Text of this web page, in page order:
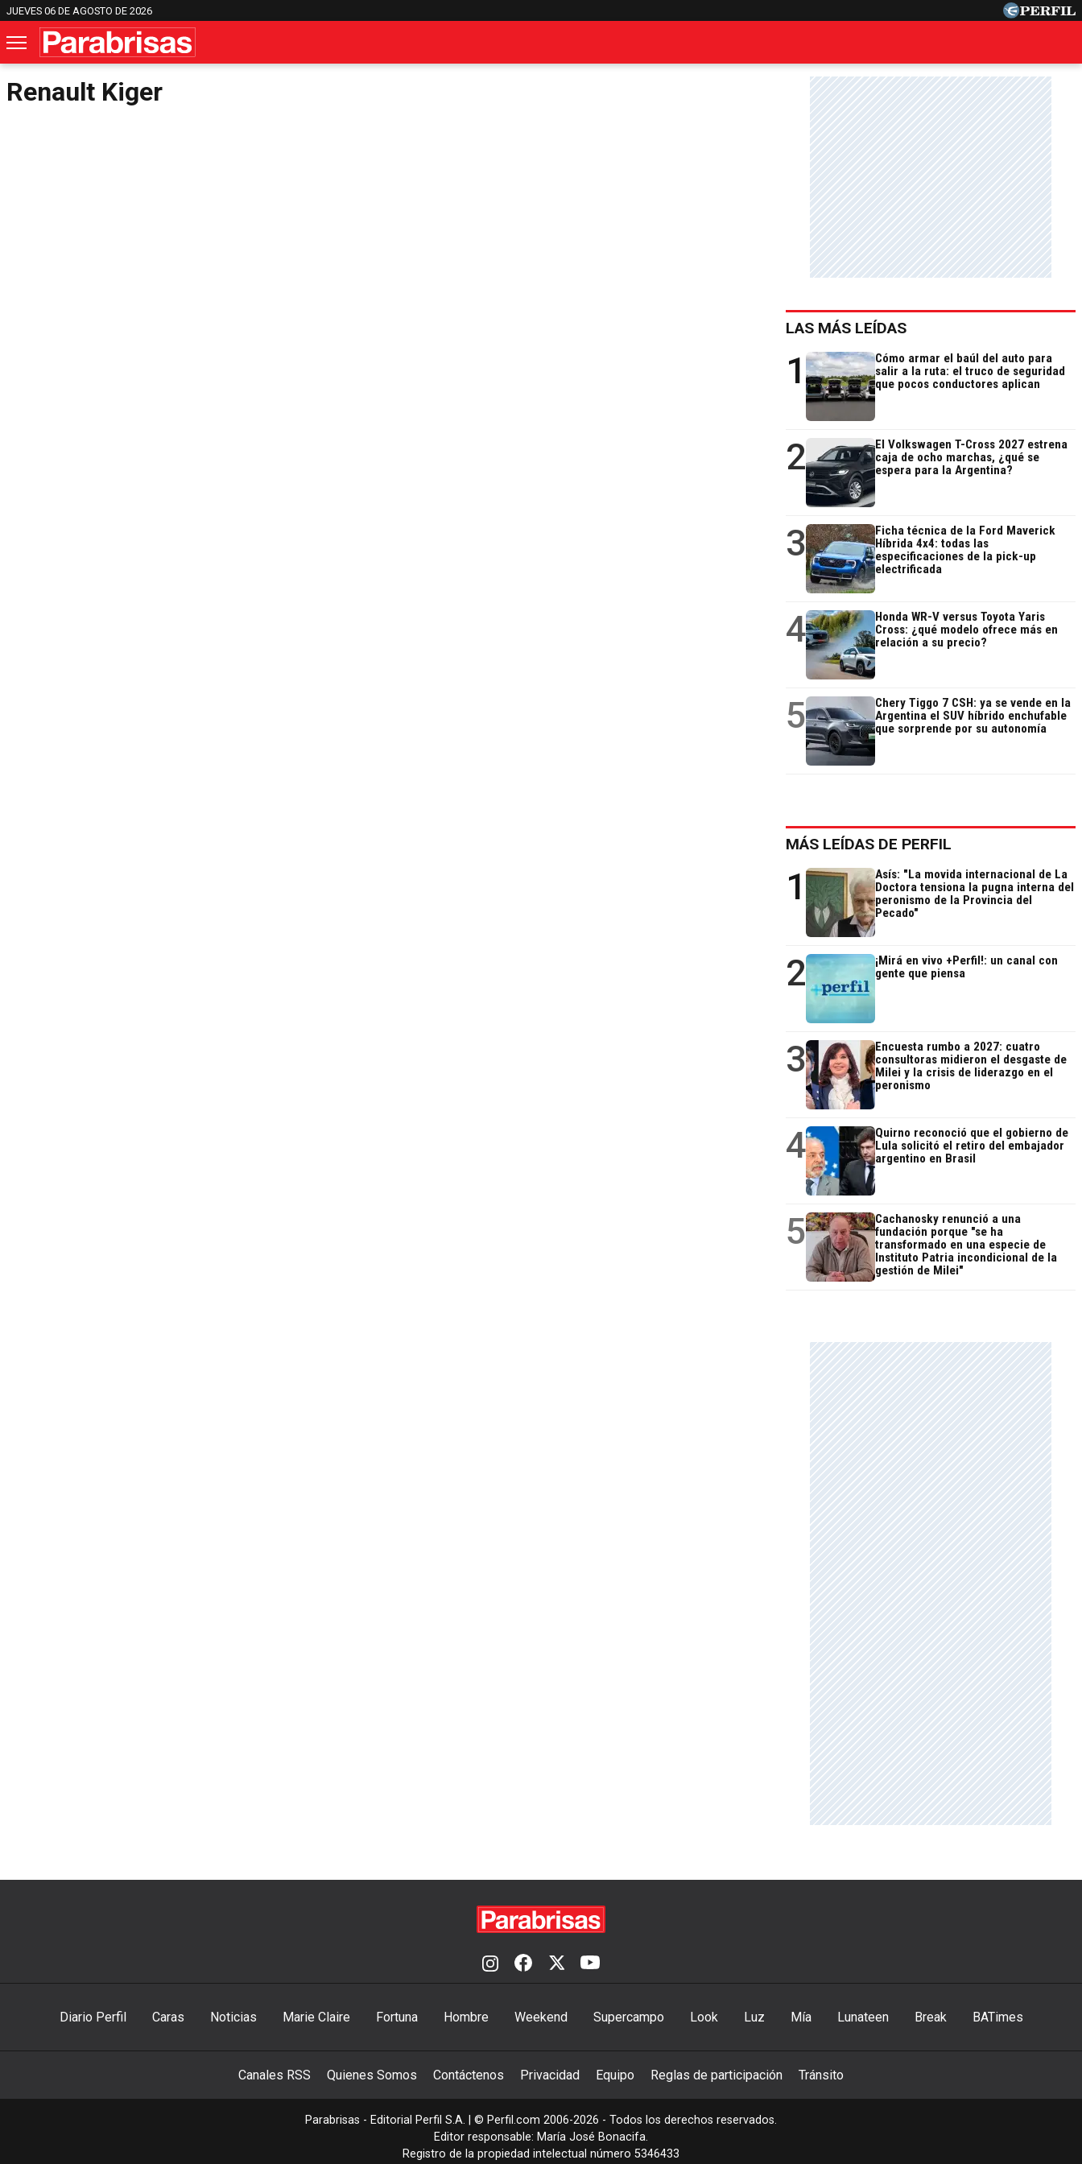
JUEVES 06 DE AGOSTO DE 2026
Renault Kiger
LAS MÁS LEÍDAS
1
Cómo armar el baúl del auto para
salir a la ruta: el truco de seguridad
que pocos conductores aplican
2
El Volkswagen T-Cross 2027 estrena
caja de ocho marchas, ¿qué se
espera para la Argentina?
3
Ficha técnica de la Ford Maverick
Híbrida 4x4: todas las
especificaciones de la pick-up
electrificada
4
Honda WR-V versus Toyota Yaris
Cross: ¿qué modelo ofrece más en
relación a su precio?
5
Chery Tiggo 7 CSH: ya se vende en la
Argentina el SUV híbrido enchufable
que sorprende por su autonomía
MÁS LEÍDAS DE PERFIL
1
Asís: "La movida internacional de La
Doctora tensiona la pugna interna del
peronismo de la Provincia del
Pecado"
2
¡Mirá en vivo +Perfil!: un canal con
gente que piensa
3
Encuesta rumbo a 2027: cuatro
consultoras midieron el desgaste de
Milei y la crisis de liderazgo en el
peronismo
4
Quirno reconoció que el gobierno de
Lula solicitó el retiro del embajador
argentino en Brasil
5
Cachanosky renunció a una
fundación porque "se ha
transformado en una especie de
Instituto Patria incondicional de la
gestión de Milei"
Diario Perfil Caras Noticias Marie Claire Fortuna Hombre Weekend Supercampo Look Luz Mía Lunateen Break BATimes
Canales RSS Quienes Somos Contáctenos Privacidad Equipo Reglas de participación Tránsito
Parabrisas - Editorial Perfil S.A. | © Perfil.com 2006-2026 - Todos los derechos reservados.
Editor responsable: María José Bonacifa.
Registro de la propiedad intelectual número 5346433